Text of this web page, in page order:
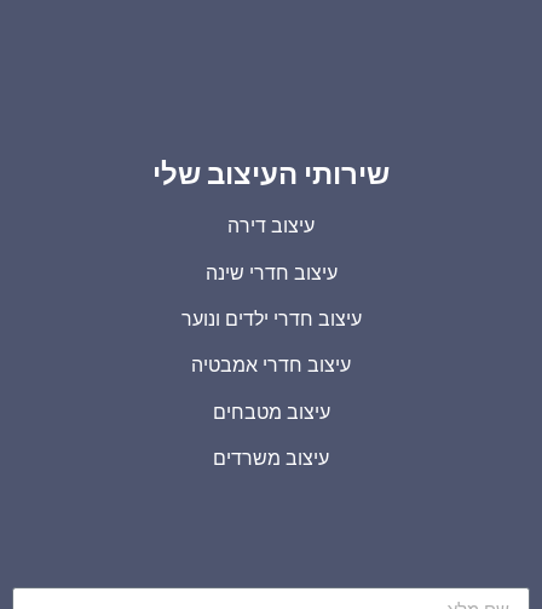
שירותי העיצוב שלי
עיצוב דירה
עיצוב חדרי שינה
עיצוב חדרי ילדים ונוער
עיצוב חדרי אמבטיה
עיצוב מטבחים
עיצוב משרדים